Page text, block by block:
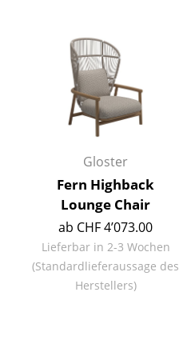
Gloster
Fern Highback
Lounge Chair
ab CHF 4’073.00
Lieferbar in 2-3 Wochen
(Standardlieferaussage des
Herstellers)